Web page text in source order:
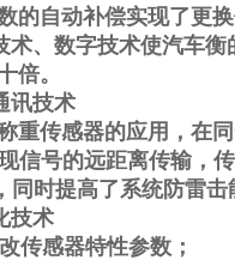
的自动补偿实现了更
术、数字技术使汽车
倍。
讯技术
重传感器的应用，在
信号的远距离传输，
同时提高了系统防雷击
技术
传感器特性参数；